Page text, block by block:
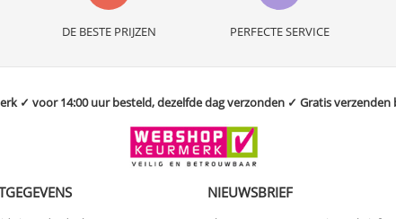
DE BESTE PRIJZEN PERFECTE SERVICE
✓ voor 14:00 uur besteld, dezelfde dag verzonden ✓ Gratis verzenden
NIEUWSBRIEF